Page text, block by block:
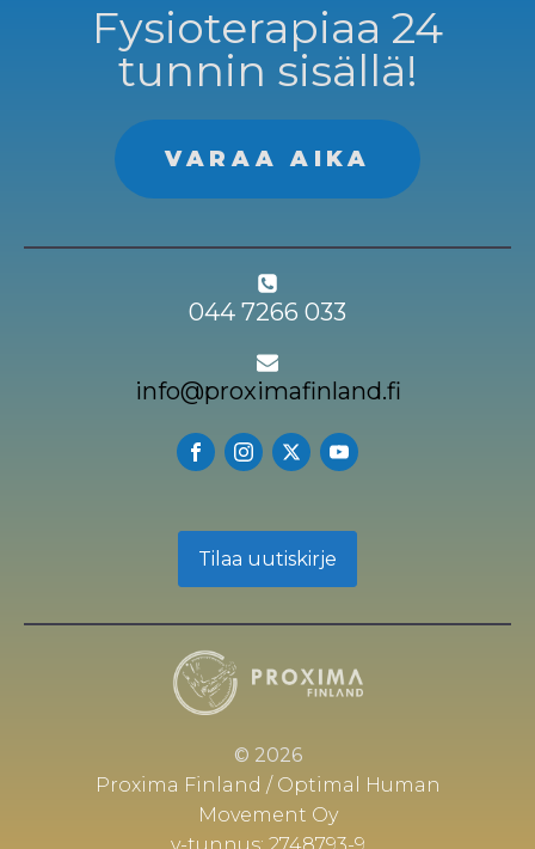
Fysioterapiaa 24
tunnin sisällä!
VARAA AIKA
044 7266 033
info@proximafinland.fi
Tilaa uutiskirje
© 2026
Proxima Finland / Optimal Human
Movement Oy